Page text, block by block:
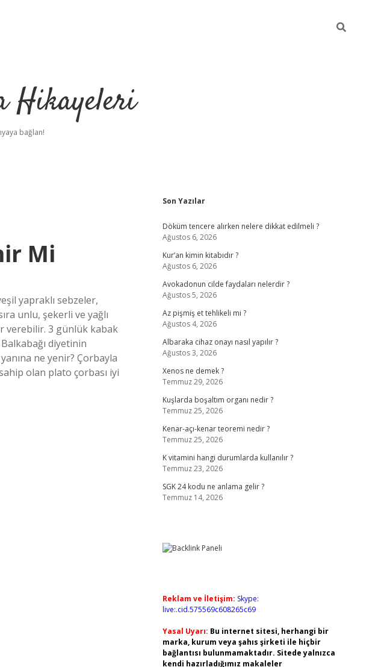
Hikayeleri
bağlan!
Mi
yapraklı sebzeler,
unlu, şekerli ve yağlı
verebilir. 3 günlük kabak
diyetinin
ne yenir? Çorbayla
olan plato çorbası iyi
Sidebar
Son Yazılar
Döküm tencere alırken nelere dikkat edilmeli ?
Ağustos 6, 2026
Kur’an kimin kitabıdır ?
Ağustos 6, 2026
Avokadonun cilde faydaları nelerdir ?
Ağustos 5, 2026
Az pişmiş et tehlikeli mi ?
Ağustos 4, 2026
Albaraka cihaz onayı nasıl yapılır ?
Ağustos 3, 2026
Xenos ne demek ?
Temmuz 29, 2026
Kuşlarda boşaltım organı nedir ?
Temmuz 25, 2026
Kenar-açı-kenar teoremi nedir ?
Temmuz 25, 2026
K vitamini hangi durumlarda kullanılır ?
Temmuz 23, 2026
SGK 24 kodu ne anlama gelir ?
Temmuz 14, 2026
Reklam ve İletişim: Skype:
live:.cid.575569c608265c69
Yasal Uyarı: Bu internet sitesi, herhangi bir
marka, kurum veya şahıs şirketi ile hiçbir
bağlantısı bulunmamaktadır. Sitede yalnızca
kendi hazırladığımız makaleler